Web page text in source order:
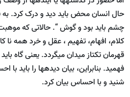
حال انسان محض باید دید و درک کرد. به
چشم باید بود و گوش “. حالاتی که
کلام، افهام، تفهیم ، عقل و خرد همه
قهرمان تک­تاز میدان می­گردد. یعنی گاه
فهمید. بنابراین، بیان دیده­ها را باید
شنید و با احساس بیان کرد.